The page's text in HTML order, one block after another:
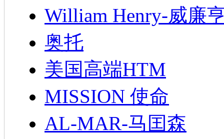
William Henry-威廉
奥托
美国高端HTM
MISSION 使命
AL-MAR-马囯森